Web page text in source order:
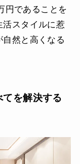
円であることを
活スタイルに惹
然と高くなる
を解決する